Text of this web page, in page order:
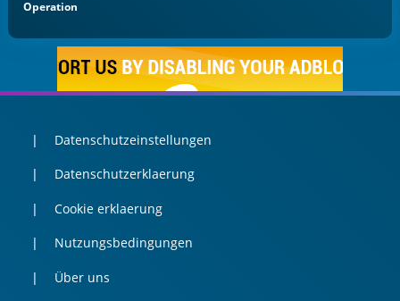
Operation
Datenschutzeinstellungen
Datenschutzerklaerung
Cookie erklaerung
Nutzungsbedingungen
Über uns